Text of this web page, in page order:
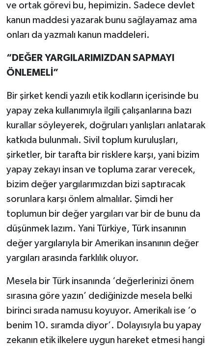
ve ortak görevi bu, hepimizin. Sadece devlet
kanun maddesi yazarak bunu sağlayamaz ama
onları da yazmalı kanun maddeleri.
“DEĞER YARGILARIMIZDAN SAPMAYI
ÖNLEMELİ”
Bir şirket kendi yazılı etik kodların içerisinde bu
yapay zeka kullanımıyla ilgili çalışanlarına bazı
kurallar söyleyerek, doğruları yanlışları anlatarak
katkıda bulunmalı. Sivil toplum kuruluşları,
şirketler, bir tarafta bir risklere karşı, yani bizim
yapay zekayı insan ve topluma zarar verecek,
bizim değer yargılarımızdan bizi saptıracak
sorunlara karşı önlem almalılar. Şimdi her
toplumun bir değer yargıları var bir de bunu da
düşünmek lazım. Yani Türkiye, Türk insanının
değer yargılarıyla bir Amerikan insanının değer
yargıları arasında farklılık oluyor.
Mesela bir Türk insanında ‘değerlerinizi önem
sırasına göre yazın’ dediğinizde mesela belki
birinci sırada namusu koyuyor. Amerikalı ise ‘o
benim 10. sıramda diyor’. Dolayısıyla bu yapay
zekanın etik ilkelere uygun hareket etmesi hangi